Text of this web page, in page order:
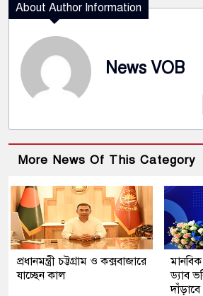
About Author Information
News VOB
More News Of This Category
প্রধানমন্ত্রী চট্টগ্রাম ও কক্সবাজারে
যাচ্ছেন কাল
ড্যাব